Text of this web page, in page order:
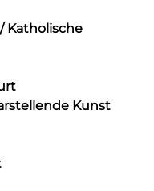
Katholische
Kunst